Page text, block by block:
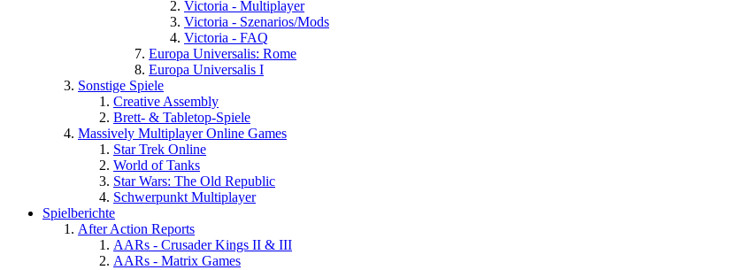
Victoria - Multiplayer
Victoria - Szenarios/Mods
Victoria - FAQ
Europa Universalis: Rome
Europa Universalis I
Sonstige Spiele
Creative Assembly
Brett- & Tabletop-Spiele
Massively Multiplayer Online Games
Star Trek Online
World of Tanks
Star Wars: The Old Republic
Schwerpunkt Multiplayer
Spielberichte
After Action Reports
AARs - Crusader Kings II & III
AARs - Matrix Games